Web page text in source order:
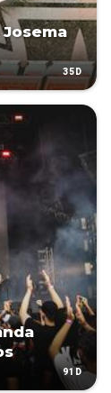
35D
91D